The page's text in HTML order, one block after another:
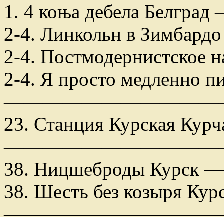
1. 4 коња дебела
2-4. Линкольн в
2-4. Постмодернистское
2-4. Я просто медленно
23. Станция Курская
38. Ницшеброды Курск
38. Шесть без козыря